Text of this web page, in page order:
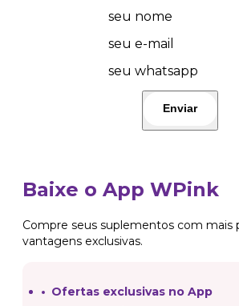
seu nome
seu e-mail
seu whatsapp
Baixe o App WPink
Compre seus suplementos com mais
vantagens exclusivas.
Ofertas exclusivas no App